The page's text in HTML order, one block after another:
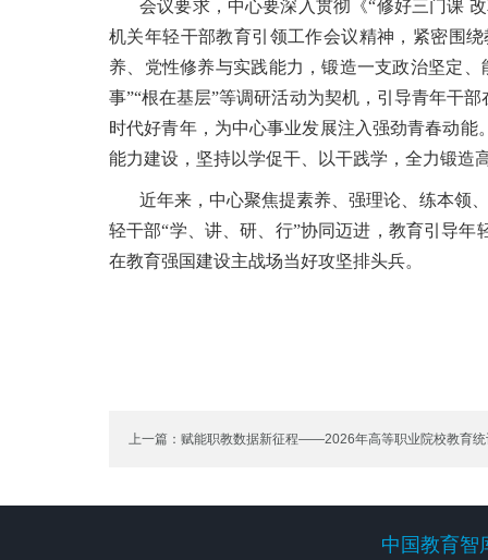
会议要求，中心要深入贯彻《“修好三门课
机关年轻干部教育引领工作会议精神，紧密围
养、党性修养与实践能力，锻造一支政治坚定
事”“根在基层”等调研活动为契机，引导青年干
时代好青年，为中心事业发展注入强劲青春动
能力建设，坚持以学促干、以干践学，全力锻造
近年来，中心聚焦提素养、强理论、练本领
轻干部“学、讲、研、行”协同迈进，教育引导
在教育强国建设主战场当好攻坚排头兵。
上一篇：赋能职教数据新征程——2026年高等职业院校教育统
中国教育智